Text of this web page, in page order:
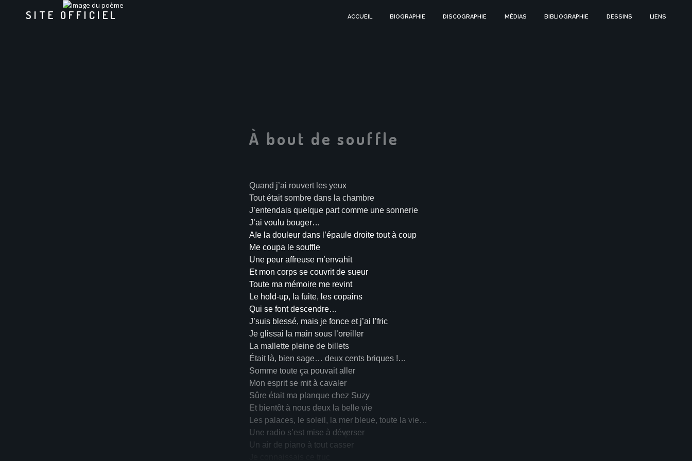
SITE OFFICIEL ACCUEIL BIOGRAPHIE DISCOGRAPHIE MÉDIAS BIBLIOGRAPHIE DESSINS LIENS
À bout de souffle
Quand j’ai rouvert les yeux
Tout était sombre dans la chambre
J’entendais quelque part comme une sonnerie
J’ai voulu bouger…
Aïe la douleur dans l’épaule droite tout à coup
Me coupa le souffle
Une peur affreuse m’envahit
Et mon corps se couvrit de sueur
Toute ma mémoire me revint
Le hold-up, la fuite, les copains
Qui se font descendre…
J’suis blessé, mais je fonce et j’ai l’fric
Je glissai la main sous l’oreiller
La mallette pleine de billets
Était là, bien sage… deux cents briques !…
Somme toute ça pouvait aller
Mon esprit se mit à cavaler
Sûre était ma planque chez Suzy
Et bientôt à nous deux la belle vie
Les palaces, le soleil, la mer bleue, toute la vie…
Une radio s’est mise à déverser
Un air de piano à tout casser
▼